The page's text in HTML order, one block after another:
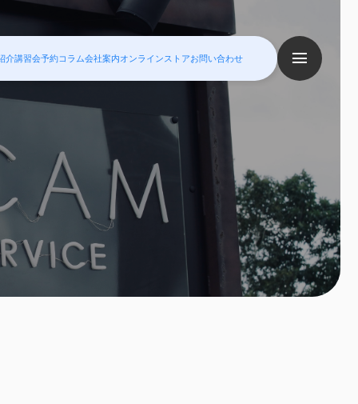
介講習会予約コラム会社案内オンラインストアお問い合わせ